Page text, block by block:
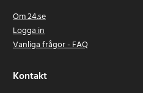
Om 24.se
Logga in
Vanliga frågor - FAQ
Kontakt